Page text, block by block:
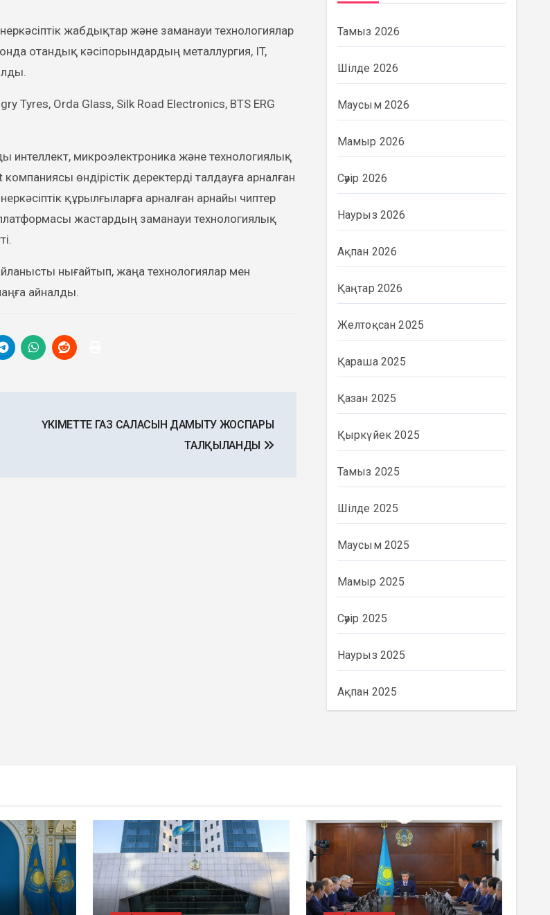
жабдықтар және заманауи технологиялар
отандық кәсіпорындардың металлургия, IT,
Tyres, Orda Glass, Silk Road Electronics, BTS ERG
интеллект, микроэлектроника және технологиялық
өндірістік деректерді талдауға арналған
құрылғыларға арналған арнайы чиптер
жастардың заманауи технологиялық
нығайтып, жаңа технологиялар мен
айналды.
ҮКІМЕТТЕ ГАЗ САЛАСЫН ДАМЫТУ ЖОСПАРЫ
ТАЛҚЫЛАНДЫ
Тамыз 2026
Шілде 2026
Маусым 2026
Мамыр 2026
Сәуір 2026
Наурыз 2026
Ақпан 2026
Қаңтар 2026
Желтоқсан 2025
Қараша 2025
Қазан 2025
Қыркүйек 2025
Тамыз 2025
Шілде 2025
Маусым 2025
Мамыр 2025
Сәуір 2025
Наурыз 2025
Ақпан 2025